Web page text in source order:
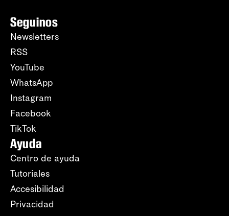
Seguinos
Newsletters
RSS
YouTube
WhatsApp
Instagram
Facebook
TikTok
Ayuda
Centro de ayuda
Tutoriales
Accesibilidad
Privacidad